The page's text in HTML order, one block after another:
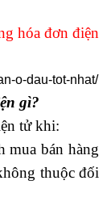
hóa đơn điện
o-dau-tot-nhat/
gì?
tử khi:
mua bán hàng
thuộc đối